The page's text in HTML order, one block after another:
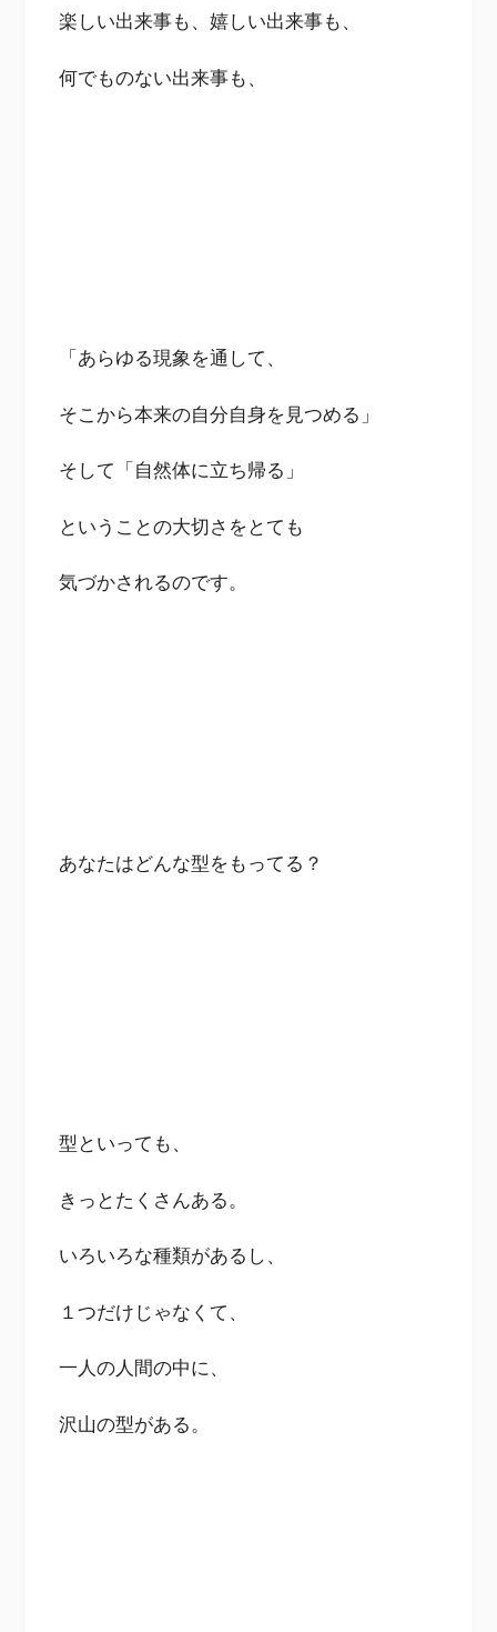
楽しい出来事も、嬉しい出来事も、
何でものない出来事も、
「あらゆる現象を通して、
そこから本来の自分自身を見つめる」
そして「自然体に立ち帰る」
ということの大切さをとても
気づかされるのです。
あなたはどんな型をもってる？
型といっても、
きっとたくさんある。
いろいろな種類があるし、
１つだけじゃなくて、
一人の人間の中に、
沢山の型がある。